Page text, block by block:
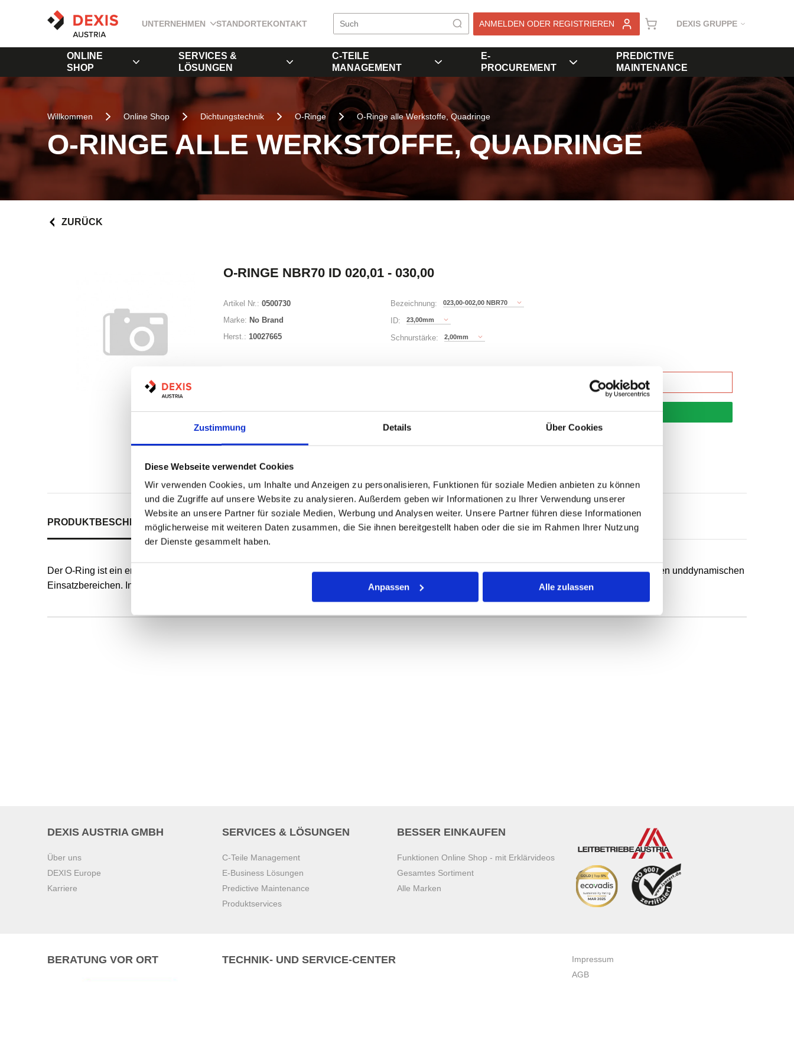
Zustimmung Details Über Cookies
Diese Webseite verwendet Cookies
Wir verwenden Cookies, um Inhalte und Anzeigen zu personalisieren, Funktionen für soziale Medien anbieten zu können
und die Zugriffe auf unsere Website zu analysieren. Außerdem geben wir Informationen zu Ihrer Verwendung unserer
Website an unsere Partner für soziale Medien, Werbung und Analysen weiter. Unsere Partner führen diese Informationen
möglicherweise mit weiteren Daten zusammen, die Sie ihnen bereitgestellt haben oder die sie im Rahmen Ihrer Nutzung
der Dienste gesammelt haben.
Anpassen Alle zulassen
UNTERNEHMEN STANDORTEKONTAKT ANMELDEN ODER REGISTRIEREN DEXIS GRUPPE
ONLINE
SHOP
SERVICES &
LÖSUNGEN
C-TEILE
MANAGEMENT
E-
PROCUREMENT
PREDICTIVE
MAINTENANCE
Willkommen Online Shop Dichtungstechnik O-Ringe O-Ringe alle Werkstoffe, Quadringe
O-RINGE ALLE WERKSTOFFE, QUADRINGE
ZURÜCK
O-RINGE NBR70 ID 020,01 - 030,00
Artikel Nr.: 0500730
Marke: No Brand
Herst.: 10027665
Bezeichnung: 023,00-002,00 NBR70
ID: 23,00mm
Schnurstärke: 2,00mm
STK Warenkorb
Auf Lager
Print
PRODUKTBESCHREIBUNG ALLE SPEZIFIKATIONEN
Der O-Ring ist ein endlos formvulkanisierter, runder Dichtring mit kreisförmigem Querschnitt für die unterschiedlichsten Anwendungsfälle in statischen unddynamischen
Einsatzbereichen. Innendurchmesser und Schnurstärke definieren die Abmessungen.
DEXIS AUSTRIA GMBH
Über uns
DEXIS Europe
Karriere
SERVICES & LÖSUNGEN
C-Teile Management
E-Business Lösungen
Predictive Maintenance
Produktservices
BESSER EINKAUFEN
Funktionen Online Shop - mit Erklärvideos
Gesamtes Sortiment
Alle Marken
BERATUNG VOR ORT TECHNIK- UND SERVICE-CENTER
Impressum
AGB